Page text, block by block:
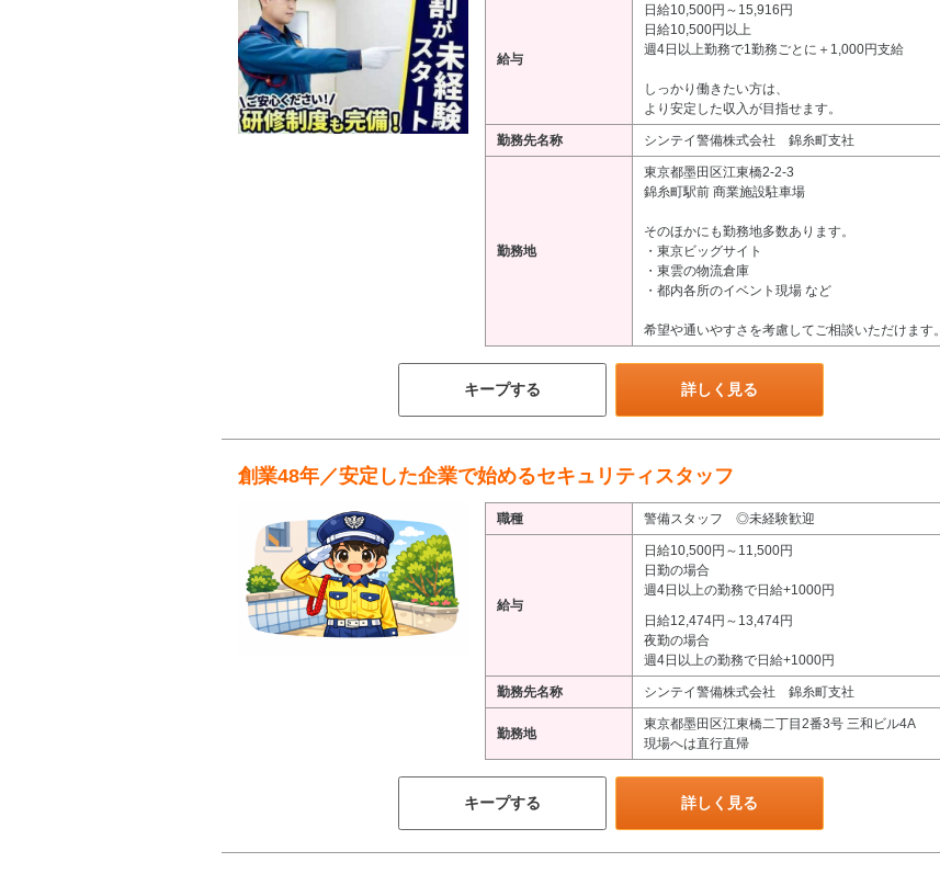
給与
日給10,500円～15,916円
日給10,500円以上
週4日以上勤務で1勤務ごとに＋1,000円支給
しっかり働きたい方は、
より安定した収入が目指せます。
勤務先名称 シンテイ警備株式会社 錦糸町支社
勤務地
東京都墨田区江東橋2-2-3
錦糸町駅前 商業施設駐車場
そのほかにも勤務地多数あります。
・東京ビッグサイト
・東雲の物流倉庫
・都内各所のイベント現場 など
希望や通いやすさを考慮してご相談いただけます。
キープする 詳しく見る
創業48年／安定した企業で始めるセキュリティスタッフ
職種 警備スタッフ ◎未経験歓迎
給与
日給10,500円～11,500円
日勤の場合
週4日以上の勤務で日給+1000円
日給12,474円～13,474円
夜勤の場合
週4日以上の勤務で日給+1000円
勤務先名称 シンテイ警備株式会社 錦糸町支社
勤務地
東京都墨田区江東橋二丁目2番3号 三和ビル4A
現場へは直行直帰
キープする 詳しく見る